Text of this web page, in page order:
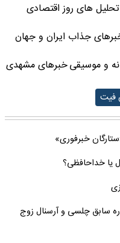
تحلیل های روز اقتصادی
جذاب ایران و جهان
و موسیقیخبرهای مشهدی
فیت
خبرفوری»
یا خداحافظی؟
سابق چلسی و آرسنال زوج